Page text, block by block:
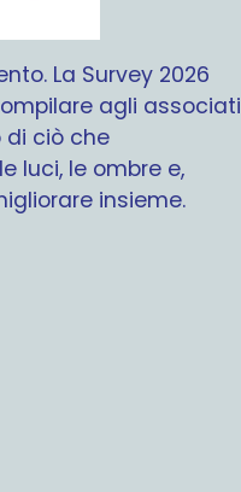
La Survey 2026
agli associati
ciò che
luci, le ombre e,
insieme.